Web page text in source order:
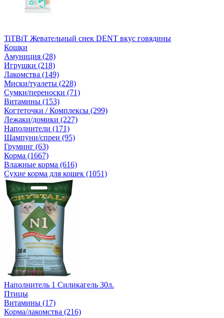
TiTBiT Жевательный снек DENT вкус говядины
Кошки
Амуниция (28)
Игрушки (218)
Лакомства (149)
Миски/туалеты (228)
Сумки/переноски (71)
Витамины (153)
Когтеточки / Комплексы (299)
Лежаки/домики (227)
Наполнители (171)
Шампуни/спреи (95)
Груминг (63)
Корма (1667)
Влажные корма (616)
Сухие корма для кошек (1051)
Наполнитель 1 Силикагель 30л.
Птицы
Витамины (17)
Корма/лакомства (216)